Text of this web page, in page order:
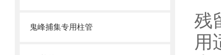
鬼峰捕集专用柱管
残
用